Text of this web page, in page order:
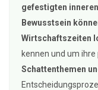
gefestigten
Bewusstsein
Wirtschaftszeiten
kennen und um
Schattenthemen